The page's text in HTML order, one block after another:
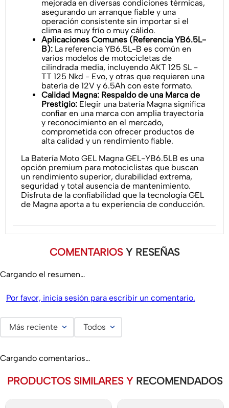
mejorada en diversas condiciones térmicas,
asegurando un arranque fiable y una
operación consistente sin importar si el
clima es muy frío o muy cálido.
Aplicaciones Comunes (Referencia YB6.5L-
B): La referencia YB6.5L-B es común en
varios modelos de motocicletas de
cilindrada media, incluyendo AKT 125 SL -
TT 125 Nkd - Evo, y otras que requieren una
batería de 12V y 6.5Ah con este formato.
Calidad Magna: Respaldo de una Marca de
Prestigio: Elegir una batería Magna significa
confiar en una marca con amplia trayectoria
y reconocimiento en el mercado,
comprometida con ofrecer productos de
alta calidad y un rendimiento fiable.
La Batería Moto GEL Magna GEL-YB6.5LB es una
opción premium para motociclistas que buscan
un rendimiento superior, durabilidad extrema,
seguridad y total ausencia de mantenimiento.
Disfruta de la confiabilidad que la tecnología GEL
de Magna aporta a tu experiencia de conducción.
COMENTARIOS Y RESEÑAS
Cargando el resumen…
Por favor, inicia sesión para escribir un comentario.
Más reciente Todos
Cargando comentarios…
PRODUCTOS SIMILARES Y RECOMENDADOS